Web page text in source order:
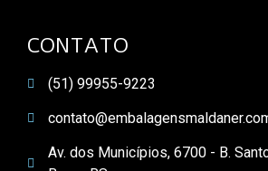
CONTATO
(51) 99955-9223
Av. dos Municípios, 6700 - B.